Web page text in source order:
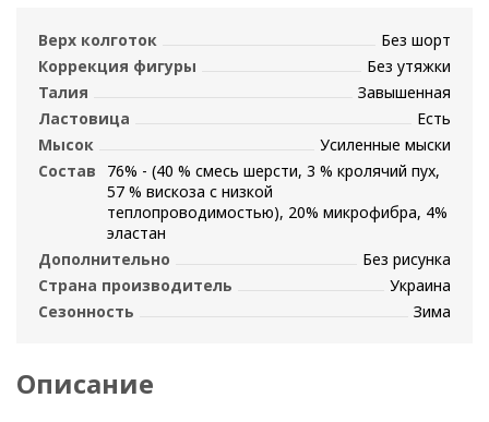
Верх колготок
Без шорт
Коррекция фигуры
Без утяжки
Талия
Завышенная
Ластовица
Есть
Мысок
Усиленные мыски
Состав
76% - (40 % смесь шерсти, 3 % кролячий пух,
57 % вискоза с низкой
теплопроводимостью), 20% микрофибра, 4%
эластан
Дополнительно
Без рисунка
Страна производитель
Украина
Сезонность
Зима
Описание